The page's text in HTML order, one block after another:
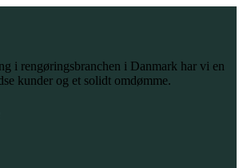
i rengøringsbranchen i Danmark har vi en
kunder og et solidt omdømme.